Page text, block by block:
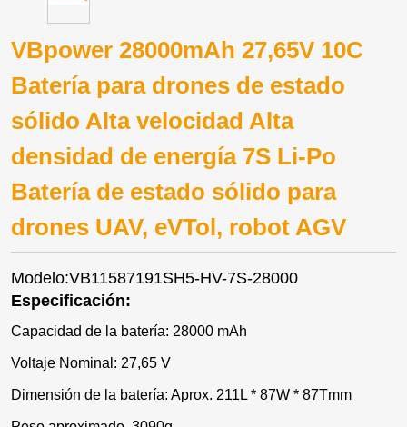
VBpower 28000mAh 27,65V 10C
Batería para drones de estado
sólido Alta velocidad Alta
densidad de energía 7S Li-Po
Batería de estado sólido para
drones UAV, eVTol, robot AGV
Modelo:VB11587191SH5-HV-7S-28000
Especificación:
Capacidad de la batería: 28000 mAh
Voltaje Nominal: 27,65 V
Dimensión de la batería: Aprox. 211L * 87W * 87Tmm